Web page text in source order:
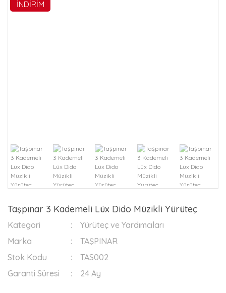
Taşpınar 3 Kademeli Lüx Dido Müzikli Yürüteç
Kategori
Yürüteç ve Yardımcıları
Marka
TAŞPINAR
Stok Kodu
TAS002
Garanti Süresi
24 Ay
İNDİRİM